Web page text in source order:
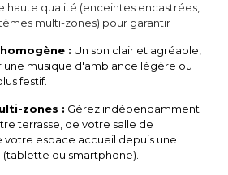
haute qualité (enceintes encastrées,
multi-zones) pour garantir :
: Un son clair et agréable,
une musique d'ambiance légère ou
festif.
zones : Gérez indépendamment
terrasse, de votre salle de
votre espace accueil depuis une
ou smartphone).